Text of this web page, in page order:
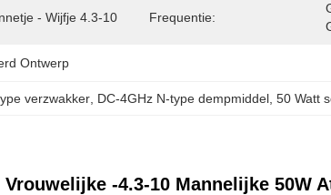
- Wijfje 4.3-10 Frequentie:
Ontwerp
verzwakker DC-4GHz N-type dempmiddel , 50 Watt
Vrouwelijke -4.3-10 Mannelijke 50W